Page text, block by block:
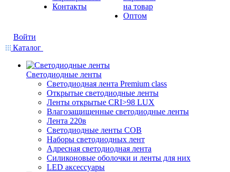
Контакты
на товар
Оптом
Войти
Каталог
Светодиодные ленты
Светодиодная лента Premium class
Открытые светодиодные ленты
Ленты открытые CRI>98 LUX
Влагозащищенные светодиодные ленты
Лента 220в
Светодиодные ленты COB
Наборы светодиодных лент
Адресная светодиодная лента
Силиконовые оболочки и ленты для них
LED аксессуары